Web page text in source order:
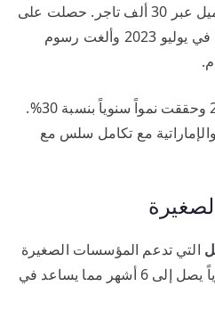
تخدم تمارا حالياً 10 ملايين عميل عبر 30 ألف تاجر. حصلت على
ترخيص الدفع الآجل من ساما في يوليو 2023 وألغت رسوم
فقد أسست في 2019 وحققت نمواً سنوياً بنسبة 30%.
مع تكامل سلس مع
التي تدعم المؤسسات الصغيرة
والمتوسطة. تقدم رصيداً تجارياً يصل إلى 6 أشهر مما يساعد في